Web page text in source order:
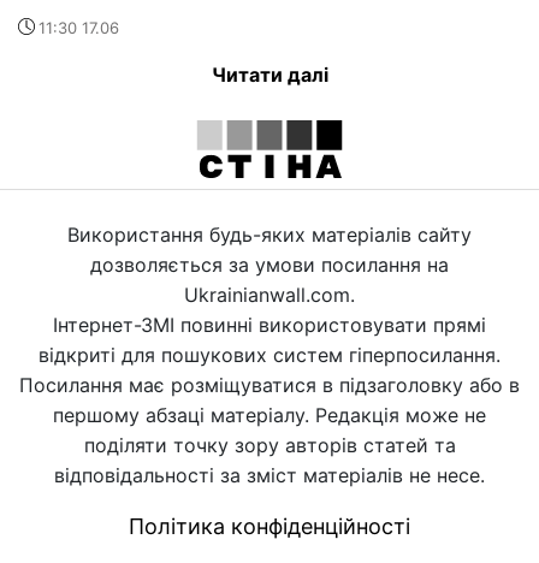
11:30 17.06
Читати далі
Використання будь-яких матеріалів сайту
дозволяється за умови посилання на
Ukrainianwall.com.
Інтернет-ЗМІ повинні використовувати прямі
відкриті для пошукових систем гіперпосилання.
Посилання має розміщуватися в підзаголовку або в
першому абзаці матеріалу. Редакція може не
поділяти точку зору авторів статей та
відповідальності за зміст матеріалів не несе.
Політика конфіденційності